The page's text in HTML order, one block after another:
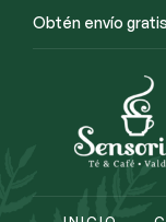
Obtén envío